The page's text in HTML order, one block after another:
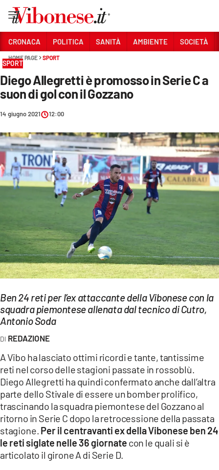
Sezioni
CRONACA
POLITICA
SANITÀ
AMBIENTE
SOCIETÀ
CULTURA
ECONOMIA E LAVORO
SPORT
Streaming
LAC NETWORK
LaC
Network
LACPLAY.IT
LACTV.IT
LACONAIR.IT
LACITYMAG.IT
CRONACA POLITICA SANITÀ AMBIENTE SOCIETÀ
HOME PAGE SPORT
SPORT
Diego Allegretti è promosso in Serie C a
suon di gol con il Gozzano
14 giugno 2021 12:00
Ben 24 reti per l’ex attaccante della Vibonese con la
squadra piemontese allenata dal tecnico di Cutro,
Antonio Soda
REDAZIONE
A Vibo ha lasciato ottimi ricordi e tante, tantissime
reti nel corso delle stagioni passate in rossoblù.
Diego Allegretti ha quindi confermato anche dall’altra
parte dello Stivale di essere un bomber prolifico,
trascinando la squadra piemontese del Gozzano al
ritorno in Serie C dopo la retrocessione della passata
stagione. Per il centravanti ex della Vibonese ben 24
le reti siglate nelle 36 giornate con le quali si è
articolato il girone A di Serie D.